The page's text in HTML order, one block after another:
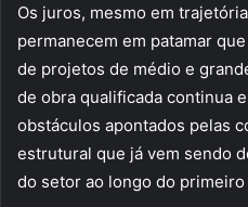
Os juros, mesmo em
permanecem em patamar
de projetos de médio e
de obra qualificada continua
obstáculos apontados pelas
estrutural que já vem sendo
do setor ao longo do